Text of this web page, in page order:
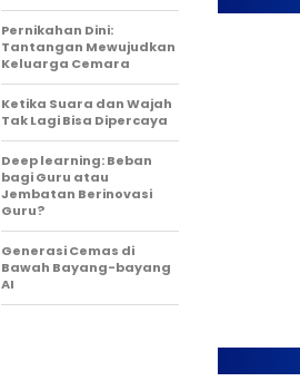
Pernikahan Dini:
Tantangan Mewujudkan
Keluarga Cemara
Ketika Suara dan Wajah
Tak Lagi Bisa Dipercaya
Deep learning: Beban
bagi Guru atau
Jembatan Berinovasi
Guru?
Generasi Cemas di
Bawah Bayang-bayang
AI